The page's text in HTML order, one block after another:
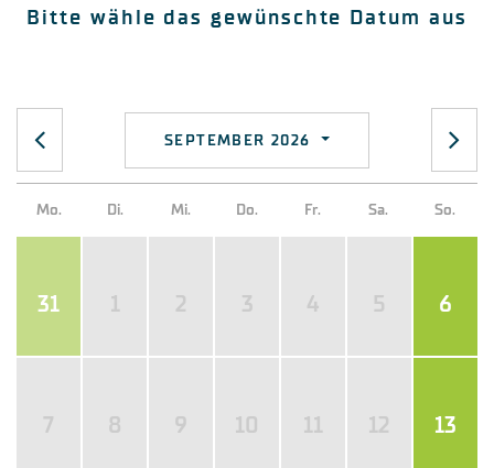
Bitte wähle das gewünschte Datum aus
SEPTEMBER 2026
Mo. Di. Mi. Do. Fr. Sa. So.
31 1 2 3 4 5 6
7 8 9 10 11 12 13